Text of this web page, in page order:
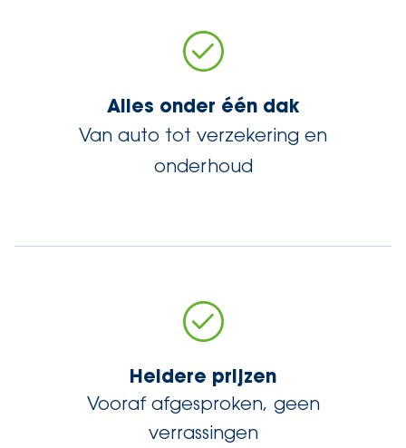
Alles onder één dak
Van auto tot verzekering en
onderhoud
Heldere prijzen
Vooraf afgesproken, geen
verrassingen